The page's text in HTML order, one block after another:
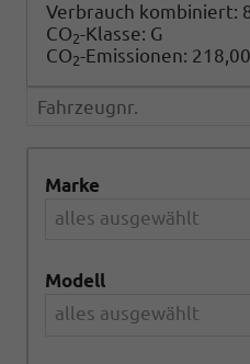
Verbrauch kombiniert:
CO2-Klasse: G
CO2-Emissionen:
Fahrzeugnr.
Marke
alles ausgewählt
Modell
alles ausgewählt